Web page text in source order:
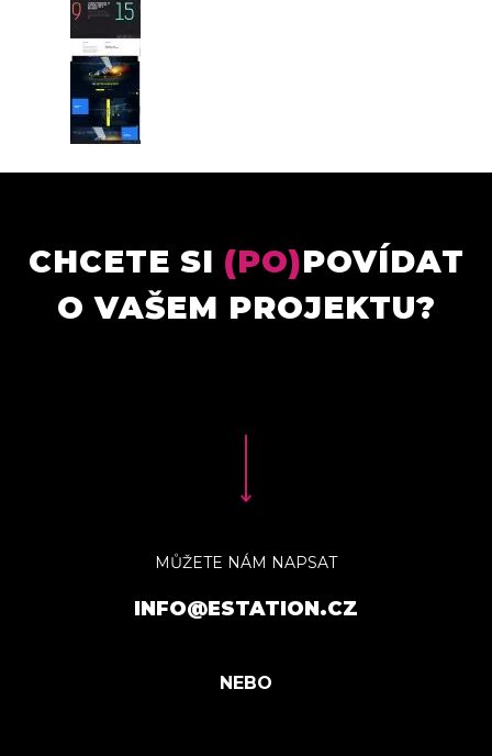
CHCETE SI (PO)POVÍDAT
O VAŠEM PROJEKTU?
MŮŽETE NÁM NAPSAT
INFO@ESTATION.CZ